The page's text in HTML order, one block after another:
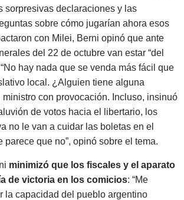
sorpresivas declaraciones y las
sobre cómo jugarían ahora esos
con Milei, Berni opinó que ante
del 22 de octubre van estar “del
“No hay nada que se venda más fácil que
local. ¿Alguien tiene alguna
ministro con provocación. Incluso, insinuó
de votos hacia el libertario, los
no le van a cuidar las boletas en el
parece que no”, opinó sobre el tema.
minimizó que los fiscales y el aparato
de victoria en los comicios: “Me
la capacidad del pueblo argentino